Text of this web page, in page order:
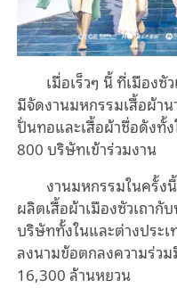
เมื่อเร็วๆ นี้ ที่เมืองซั
มีจัดงานมหกรรมเสื้อผ้า
ปั่นทอและเสื้อผ้าชื่อดังทั้ง
800 บริษัทเข้าร่วมงาน
งานมหกรรมในครั้
ผลิตเสื้อผ้าเมืองซัวเถา
บริษัททั้งในและต่างประ
ลงนามข้อตกลงความร่ว
16,300 ล้านหยวน